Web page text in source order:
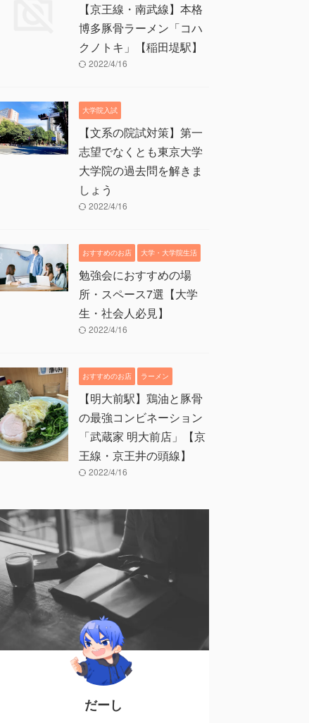
【京王線・南武線】本格
博多豚骨ラーメン「コハ
クノトキ」【稲田堤駅】
2022/4/16
大学院入試
【文系の院試対策】第一
志望でなくとも東京大学
大学院の過去問を解きま
しょう
2022/4/16
おすすめのお店 大学・大学院生活
勉強会におすすめの場
所・スペース7選【大学
生・社会人必見】
2022/4/16
おすすめのお店 ラーメン
【明大前駅】鶏油と豚骨
の最強コンビネーション
「武蔵家 明大前店」【京
王線・京王井の頭線】
2022/4/16
だーし